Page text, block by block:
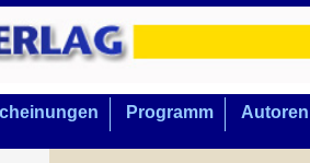
Programm Autoren